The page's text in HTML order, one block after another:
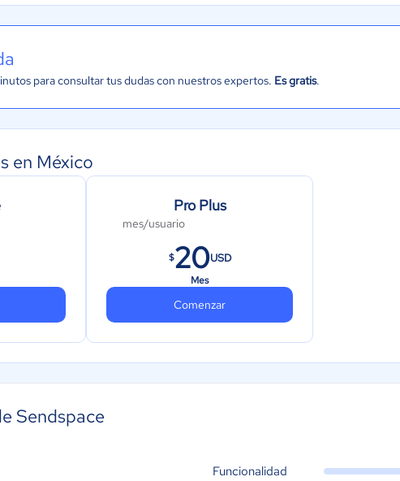
para consultar tus dudas con nuestros expertos. Es gratis.
en México
Pro Plus
mes/usuario
$20USD
Mes
Comenzar
Sendspace
Funcionalidad